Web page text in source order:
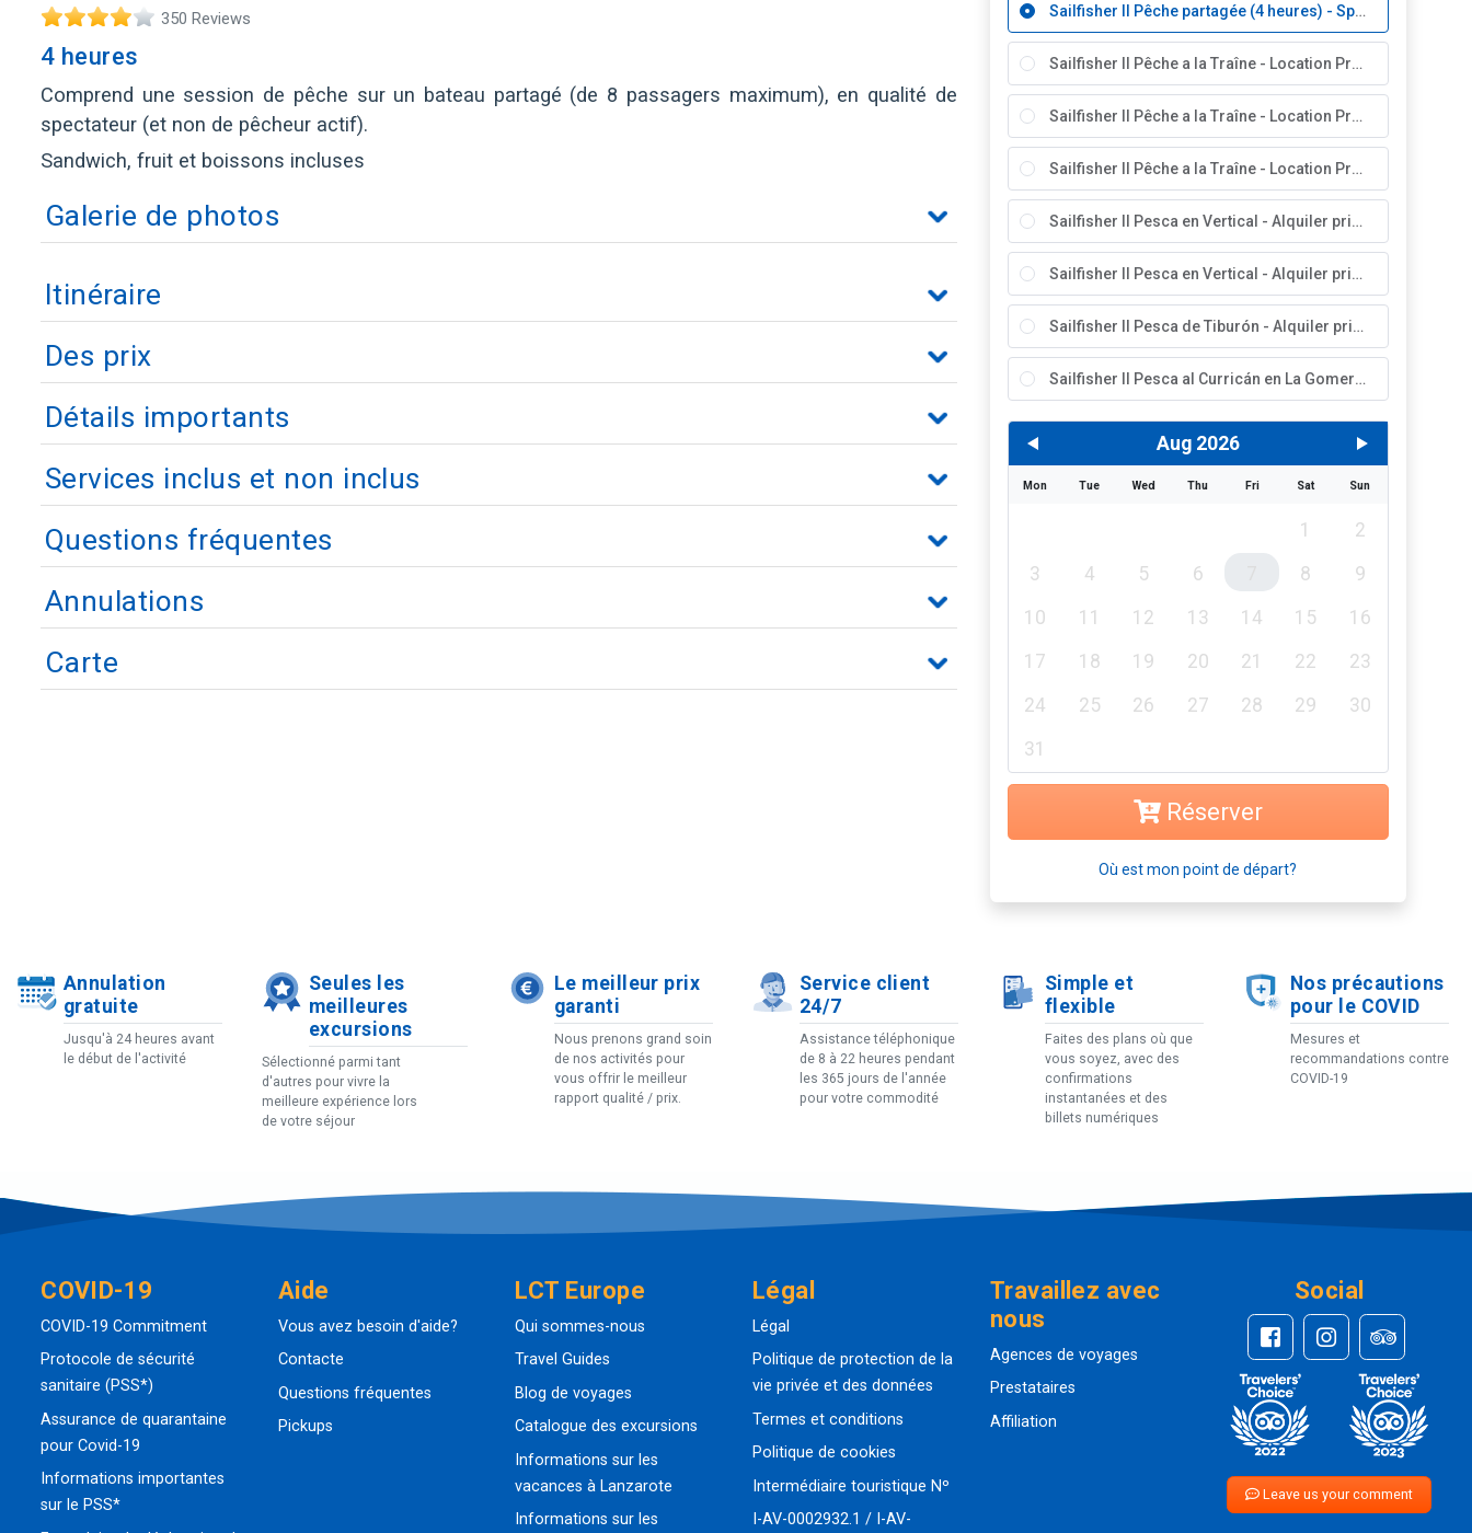
350 Reviews
4 heures
Comprend une session de pêche sur un bateau partagé (de 8 passagers maximum), en qualité de
spectateur (et non de pêcheur actif).
Sandwich, fruit et boissons incluses
Galerie de photos
Itinéraire
Des prix
Détails importants
Services inclus et non inclus
Questions fréquentes
Annulations
Carte
Sailfisher II Pêche partagée (4 heures) - Spectateur
Sailfisher II Pêche a la Traîne - Location Privée (4 heures)
Sailfisher II Pêche a la Traîne - Location Privée (5 heures)
Sailfisher II Pêche a la Traîne - Location Privée (7 heures)
Sailfisher II Pesca en Vertical - Alquiler privado (4 horas)
Sailfisher II Pesca en Vertical - Alquiler privado (7 horas)
Sailfisher II Pesca de Tiburón - Alquiler privado (5 horas)
Sailfisher II Pesca al Curricán en La Gomera - Alquiler Privado (4 días)
Aug 2026
Mon Tue Wed Thu Fri Sat Sun
1
2
3
4 5 6 8
9
10
11 12 13 14 15
16
17
18 19 20 21 22
23
24
25 26 27 28 29
30
31
Réserver
Où est mon point de départ?
Annulation
gratuite
Jusqu'à 24 heures avant
le début de l'activité
Seules les
meilleures
excursions
Sélectionné parmi tant
d'autres pour vivre la
meilleure expérience lors
de votre séjour
Le meilleur prix
garanti
Nous prenons grand soin
de nos activités pour
vous offrir le meilleur
rapport qualité / prix.
Service client
24/7
Assistance téléphonique
de 8 à 22 heures pendant
les 365 jours de l'année
pour votre commodité
Simple et
flexible
Faites des plans où que
vous soyez, avec des
confirmations
instantanées et des
billets numériques
Nos précautions
pour le COVID
Mesures et
recommandations contre
COVID-19
COVID-19
COVID-19 Commitment
Protocole de sécurité
sanitaire (PSS*)
Assurance de quarantaine
pour Covid-19
Informations importantes
sur le PSS*
Aide
Vous avez besoin d'aide?
Contacte
Questions fréquentes
Pickups
LCT Europe
Qui sommes-nous
Travel Guides
Blog de voyages
Catalogue des excursions
Informations sur les
vacances à Lanzarote
Informations sur les
Légal
Légal
Politique de protection de la
vie privée et des données
Termes et conditions
Politique de cookies
Intermédiaire touristique Nº
I-AV-0002932.1 / I-AV-
Travaillez avec
nous
Agences de voyages
Prestataires
Affiliation
Social
Leave us your comment